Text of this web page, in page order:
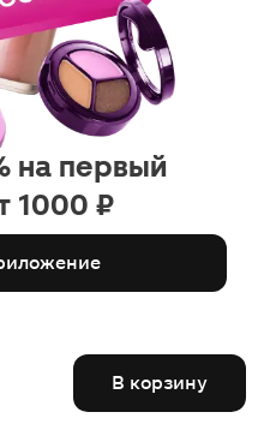
на первый
1000 ₽
В корзину